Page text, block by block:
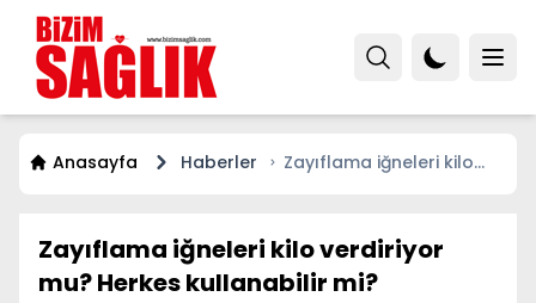
Anasayfa Haberler
Zayıflama iğneleri kilo
Zayıflama iğneleri kilo verdiriyor
mu? Herkes kullanabilir mi?